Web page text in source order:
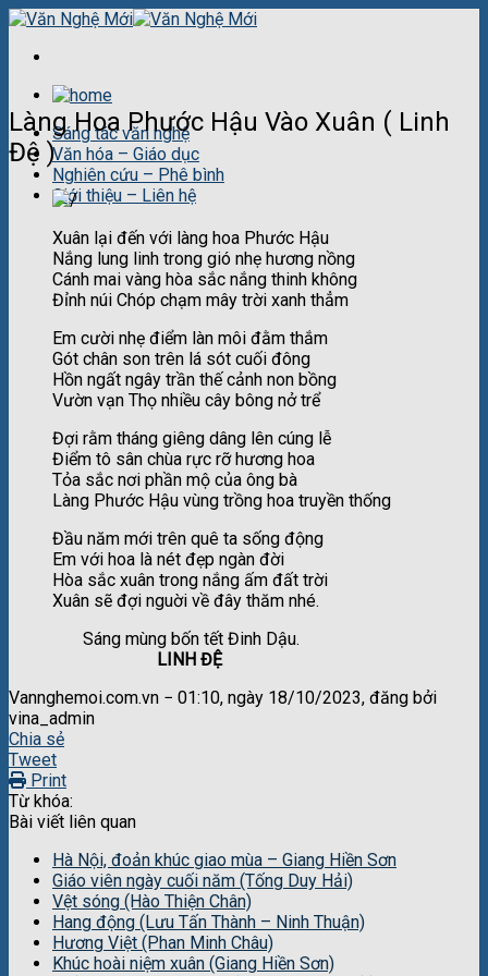
Skip
content
Sáng tác văn nghệ
Văn hóa – Giáo dục
Nghiên cứu – Phê bình
Giới thiệu – Liên hệ
Làng Hoa Phước Hậu Vào Xuân ( Linh
Đệ )
Xuân lại đến với làng hoa Phước Hậu
Nắng lung linh trong gió nhẹ hương nồng
Cánh mai vàng hòa sắc nắng thinh không
Đỉnh núi Chóp chạm mây trời xanh thẳm
Em cười nhẹ điểm làn môi đằm thắm
Gót chân son trên lá sót cuối đông
Hồn ngất ngây trần thế cảnh non bồng
Vườn vạn Thọ nhiều cây bông nở trể
Đợi rằm tháng giêng dâng lên cúng lễ
Điểm tô sân chùa rực rỡ hương hoa
Tỏa sắc nơi phần mộ của ông bà
Làng Phước Hậu vùng trồng hoa truyền thống
Đầu năm mới trên quê ta sống động
Em với hoa là nét đẹp ngàn đời
Hòa sắc xuân trong nắng ấm đất trời
Xuân sẽ đợi nguời về đây thăm nhé.
Sáng mùng bốn tết Đinh Dậu.
LINH ĐỆ
Vannghemoi.com.vn − 01:10, ngày 18/10/2023, đăng bởi
vina_admin
Chia sẻ
Tweet
Print
Từ khóa:
Bài viết liên quan
Hà Nội, đoản khúc giao mùa – Giang Hiền Sơn
Giáo viên ngày cuối năm (Tống Duy Hải)
Vệt sóng (Hào Thiện Chân)
Hang động (Lưu Tấn Thành – Ninh Thuận)
Hương Việt (Phan Minh Châu)
Khúc hoài niệm xuân (Giang Hiền Sơn)